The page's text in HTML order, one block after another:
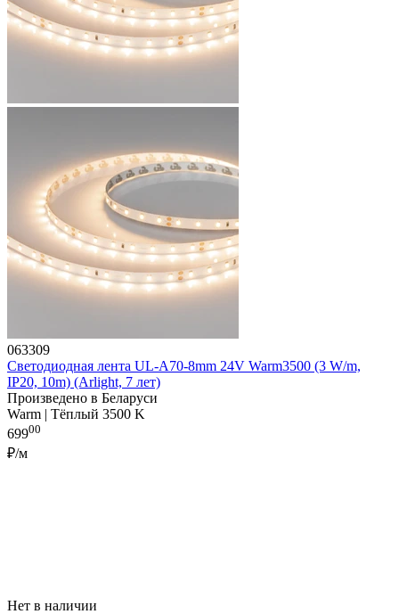
063309
Светодиодная лента UL-A70-8mm 24V Warm3500 (3 W/m,
IP20, 10m) (Arlight, 7 лет)
Произведено в Беларуси
Warm | Тёплый 3500 K
69900
₽/м
Нет в наличии